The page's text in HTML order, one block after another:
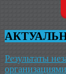
Результаты